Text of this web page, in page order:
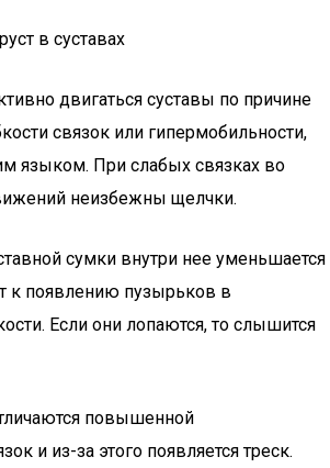
в суставах
двигаться суставы по причине
связок или гипермобильности,
языком. При слабых связках во
неизбежны щелчки.
сумки внутри нее уменьшается
к появлению пузырьков в
Если они лопаются, то слышится
повышенной
и из-за этого появляется треск.